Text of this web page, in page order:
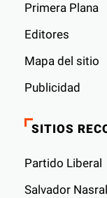
Primera Plana
Editores
Mapa del sitio
Publicidad
SITIOS
Partido Liberal
Salvador